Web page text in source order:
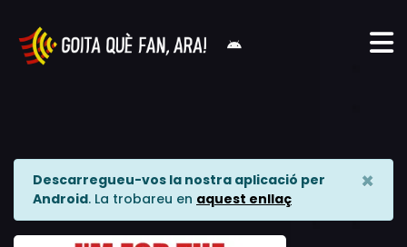
Descarregueu-vos la nostra aplicació per
Android. La trobareu en aquest enllaç
×